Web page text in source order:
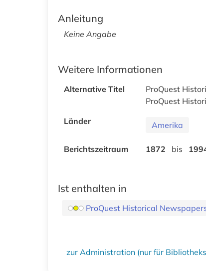
Anleitung
Keine Angabe
Weitere Informationen
Alternative Titel
ProQuest
ProQuest
Länder
Amerika
Berichtszeitraum 1872 bis
Ist enthalten in
ProQuest Historical
zur Administration (nur für